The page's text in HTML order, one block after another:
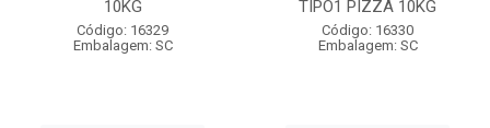
10KG
Código: 16329
Embalagem: SC
TIPO1 PIZZA 10KG
Código: 16330
Embalagem: SC